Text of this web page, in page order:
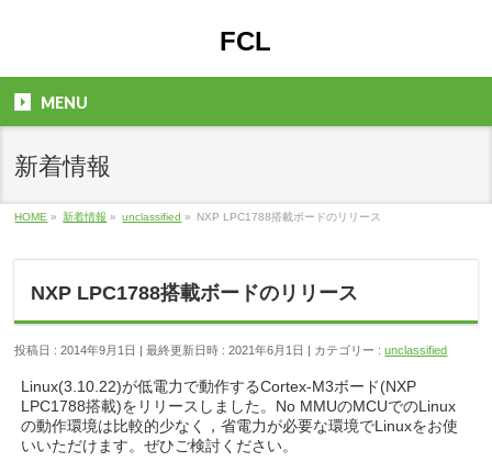
FCL
MENU
新着情報
HOME » 新着情報 » unclassified » NXP LPC1788搭載ボードのリリース
NXP LPC1788搭載ボードのリリース
投稿日 : 2014年9月1日 最終更新日時 : 2021年6月1日 カテゴリー :unclassified
Linux(3.10.22)が低電力で動作するCortex-M3ボード(NXP
LPC1788搭載)をリリースしました。No MMUのMCUでのLinux
の動作環境は比較的少なく，省電力が必要な環境でLinuxをお使
いいただけます。ぜひご検討ください。